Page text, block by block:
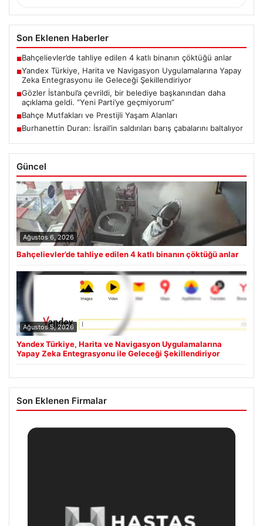
Son Eklenen Haberler
■Bahçelievler’de tahliye edilen 4 katlı binanın çöktüğü anlar
■Yandex Türkiye, Harita ve Navigasyon Uygulamalarına Yapay
Zeka Entegrasyonu ile Geleceği Şekillendiriyor
■Gözler İstanbul’a çevrildi, bir belediye başkanından daha
açıklama geldi. “Yeni Parti’ye geçmiyorum”
■Bahçe Mutfakları ve Prestijli Yaşam Alanları
■Burhanettin Duran: İsrail’in saldırıları barış çabalarını baltalıyor
Güncel
Ağustos 6, 2026
Bahçelievler’de tahliye edilen 4 katlı binanın çöktüğü anlar
Ağustos 5, 2026
Yandex Türkiye, Harita ve Navigasyon Uygulamalarına
Yapay Zeka Entegrasyonu ile Geleceği Şekillendiriyor
Son Eklenen Firmalar